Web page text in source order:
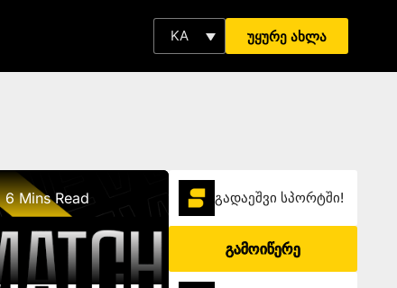
KA უყურე ახლა
6 Mins Read გადაეშვი სპორტში!
გამოიწერე